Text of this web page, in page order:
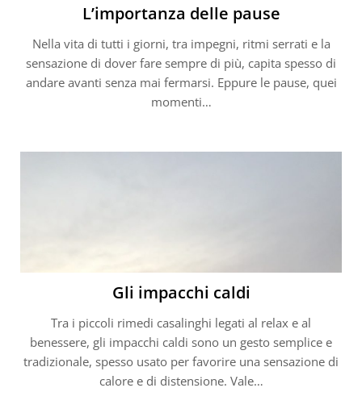
L’importanza delle pause
Nella vita di tutti i giorni, tra impegni, ritmi serrati e la
sensazione di dover fare sempre di più, capita spesso di
andare avanti senza mai fermarsi. Eppure le pause, quei
momenti…
Gli impacchi caldi
Tra i piccoli rimedi casalinghi legati al relax e al
benessere, gli impacchi caldi sono un gesto semplice e
tradizionale, spesso usato per favorire una sensazione di
calore e di distensione. Vale…